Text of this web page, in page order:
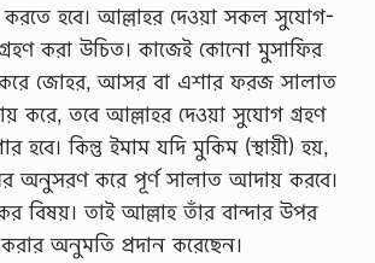
ম
,
রা
জ
শা
হী
,
…
হবে। আল্লাহর দেওয়া সকল সুযোগ-
করা উচিত। কাজেই কোনো মুসাফির
করে জোহর, আসর বা এশার ফরজ সালাত
করে, তবে আল্লাহর দেওয়া সুযোগ গ্রহণ
হবে। কিন্তু ইমাম যদি মুকিম (স্থায়ী) হয়,
অনুসরণ করে পূর্ণ সালাত আদায় করবে।
বিষয়। তাই আল্লাহ তাঁর বান্দার উপর
অনুমতি প্রদান করেছেন।